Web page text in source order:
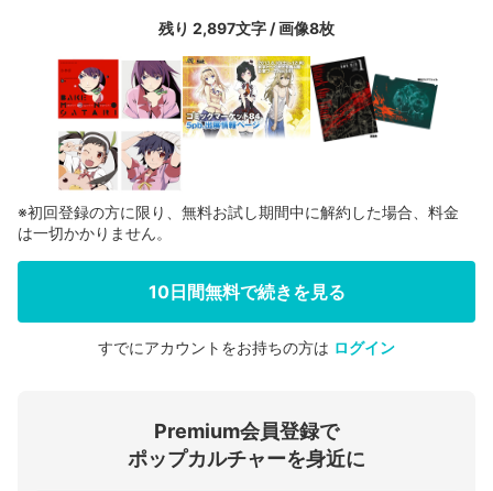
残り 2,897文字 / 画像8枚
会員登録する
ログインする
※初回登録の方に限り、無料お試し期間中に解約した場合、料金
は一切かかりません。
10日間無料で続きを見る
すでにアカウントをお持ちの方は ログイン
Premium会員登録で
ポップカルチャーを身近に